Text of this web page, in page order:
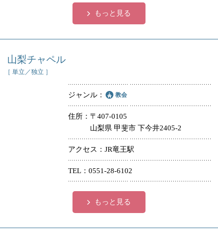
もっと見る
山梨チャペル
［ 単立／独立 ］
ジャンル 教会
住所
〒407-0105
山梨県 甲斐市 下今井2405-2
アクセス JR竜王駅
TEL 0551-28-6102
もっと見る